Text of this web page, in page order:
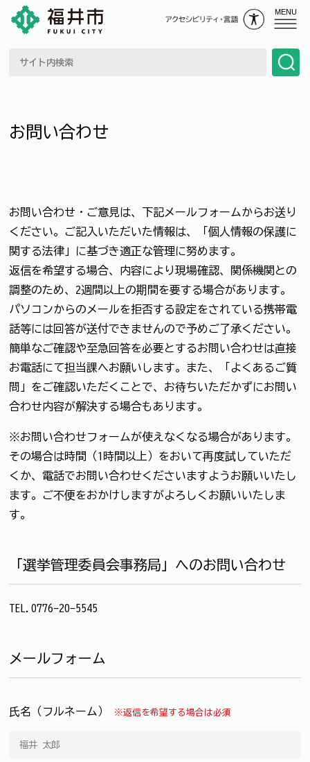
MENU
お問い合わせ
お問い合わせ・ご意見は、下記メールフォームからお送り
ください。ご記入いただいた情報は、「個人情報の保護に
関する法律」に基づき適正な管理に努めます。
返信を希望する場合、内容により現場確認、関係機関との
調整のため、2週間以上の期間を要する場合があります。
パソコンからのメールを拒否する設定をされている携帯電
話等には回答が送付できませんので予めご了承ください。
簡単なご確認や至急回答を必要とするお問い合わせは直接
お電話にて担当課へお願いします。また、「よくあるご質
問」をご確認いただくことで、お待ちいただかずにお問い
合わせ内容が解決する場合もあります。
※お問い合わせフォームが使えなくなる場合があります。
その場合は時間（1時間以上）をおいて再度試していただ
くか、電話でお問い合わせくださいますようお願いいたし
ます。ご不便をおかけしますがよろしくお願いいたしま
す。
「選挙管理委員会事務局」へのお問い合わせ
TEL.0776-20-5545
メールフォーム
氏名（フルネーム） ※返信を希望する場合は必須